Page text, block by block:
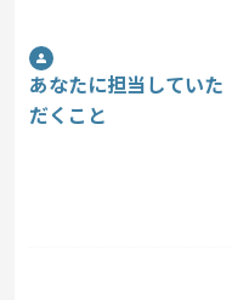
あなたに担当していた
だくこと